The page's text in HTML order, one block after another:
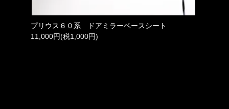
プリウス６０系 ドアミラーベースシート
11,000円(税1,000円)